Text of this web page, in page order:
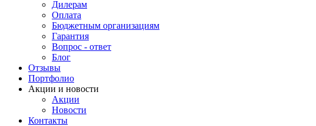
Дилерам
Оплата
Бюджетным организациям
Гарантия
Вопрос - ответ
Блог
Отзывы
Портфолио
Акции и новости
Акции
Новости
Контакты